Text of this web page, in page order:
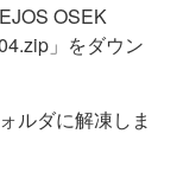
OSEK
」をダウン
ルダに解凍しま